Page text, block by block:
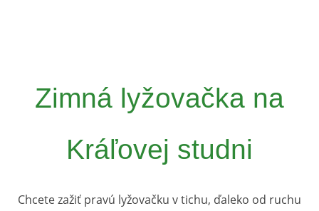
Zimná lyžovačka na
Kráľovej studni
Chcete zažiť pravú lyžovačku v tichu, ďaleko od ruchu